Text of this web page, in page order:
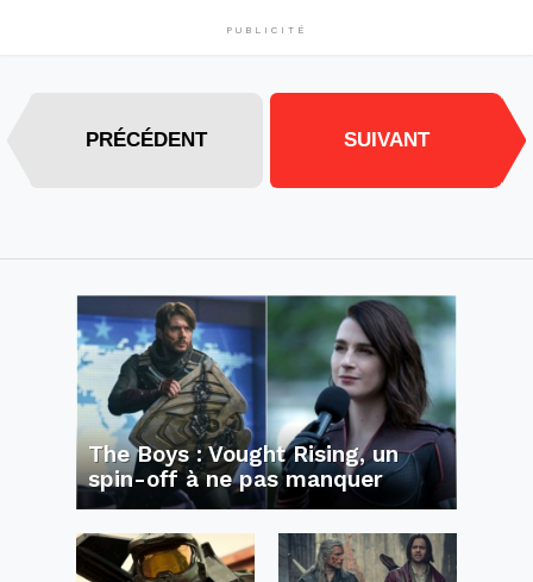
PUBLICITÉ
PRÉCÉDENT SUIVANT
The Boys : Vought Rising, un
spin-off à ne pas manquer